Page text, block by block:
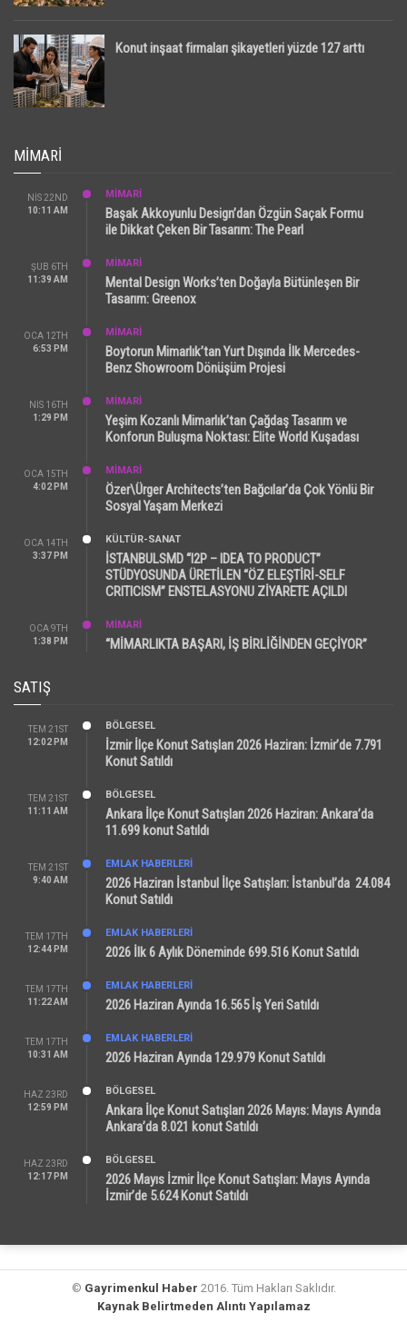
Konut inşaat firmaları şikayetleri yüzde 127 arttı
MIMARI
NIS 22ND
10:11 AM
MİMARİ
Başak Akkoyunlu Design’dan Özgün Saçak Formu
ile Dikkat Çeken Bir Tasarım: The Pearl
ŞUB 6TH
11:39 AM
MİMARİ
Mental Design Works’ten Doğayla Bütünleşen Bir
Tasarım: Greenox
OCA 12TH
6:53 PM
MİMARİ
Boytorun Mimarlık’tan Yurt Dışında İlk Mercedes-
Benz Showroom Dönüşüm Projesi
NIS 16TH
1:29 PM
MİMARİ
Yeşim Kozanlı Mimarlık’tan Çağdaş Tasarım ve
Konforun Buluşma Noktası: Elite World Kuşadası
OCA 15TH
4:02 PM
MİMARİ
Özer\Ürger Architects’ten Bağcılar’da Çok Yönlü Bir
Sosyal Yaşam Merkezi
OCA 14TH
3:37 PM
KÜLTÜR-SANAT
İSTANBULSMD “I2P – IDEA TO PRODUCT”
STÜDYOSUNDA ÜRETİLEN “ÖZ ELEŞTİRİ-SELF
CRITICISM” ENSTELASYONU ZİYARETE AÇILDI
OCA 9TH
1:38 PM
MİMARİ
“MİMARLIKTA BAŞARI, İŞ BİRLİĞİNDEN GEÇİYOR”
SATIŞ
TEM 21ST
12:02 PM
BÖLGESEL
İzmir İlçe Konut Satışları 2026 Haziran: İzmir’de 7.791
Konut Satıldı
TEM 21ST
11:11 AM
BÖLGESEL
Ankara İlçe Konut Satışları 2026 Haziran: Ankara’da
11.699 konut Satıldı
TEM 21ST
9:40 AM
EMLAK HABERLERI
2026 Haziran İstanbul İlçe Satışları: İstanbul’da 24.084
Konut Satıldı
TEM 17TH
12:44 PM
EMLAK HABERLERI
2026 İlk 6 Aylık Döneminde 699.516 Konut Satıldı
TEM 17TH
11:22 AM
EMLAK HABERLERI
2026 Haziran Ayında 16.565 İş Yeri Satıldı
TEM 17TH
10:31 AM
EMLAK HABERLERI
2026 Haziran Ayında 129.979 Konut Satıldı
HAZ 23RD
12:59 PM
BÖLGESEL
Ankara İlçe Konut Satışları 2026 Mayıs: Mayıs Ayında
Ankara’da 8.021 konut Satıldı
HAZ 23RD
12:17 PM
BÖLGESEL
2026 Mayıs İzmir İlçe Konut Satışları: Mayıs Ayında
İzmir’de 5.624 Konut Satıldı
© Gayrimenkul Haber 2016. Tüm Hakları Saklıdır.
Kaynak Belirtmeden Alıntı Yapılamaz